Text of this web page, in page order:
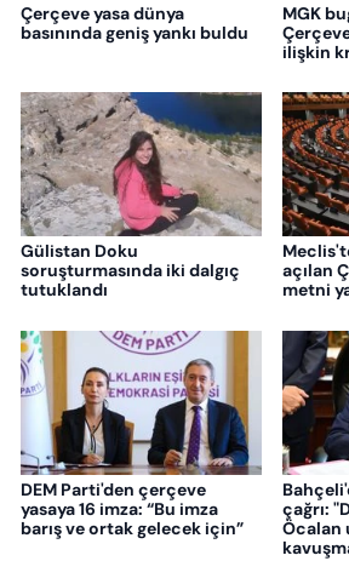
Çerçeve yasa dünya
basınında geniş yankı buldu
MGK
ilişkin
Gülistan Doku
soruşturmasında iki dalgıç
tutuklandı
açılan
metni
DEM Parti'den çerçeve
yasaya 16 imza: “Bu imza
barış ve ortak gelecek için”
çağrı:
Öcalan